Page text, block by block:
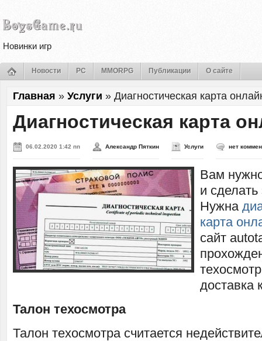
Новинки игр
Новости PC MMORPG Публикации О сайте
Главная » Услуги » Диагностическая карта
Диагностическая карта
06.02.2020 1:42 пп Александр Пяткин Услуги нет
Вам
и
Нужна
карта
сайт
доставка
Талон техосмотра
Талон техосмотра считается